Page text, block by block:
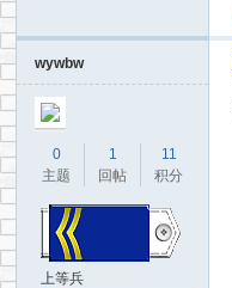
wywbw
0
主题
1
回帖
11
积分
上等兵